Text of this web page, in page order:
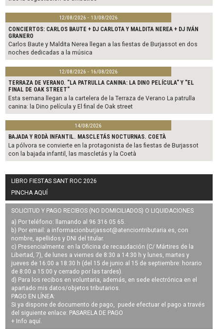
12/08/2026 - 13/08/2026
CONCIERTOS: CARLOS BAUTE + DJ CARLOTA Y MALDITA NEREA + DJ IVÁN
GRANERO
Carlos Baute y Maldita Nerea llegan a las fiestas de Burjassot en dos
noches dedicadas a la música
12/08/2026 - 16/08/2026
TERRAZA DE VERANO. "LA PATRULLA CANINA: LA DINO PELÍCULA" Y "EL
FINAL DE OAK STREET"
Esta semana llegan a la cartelera de la Terraza de Verano La patrulla
canina: la Dino película y El final de Oak street
14/08/2026
BAJADA Y RODÀ INFANTIL. MASCLETÁS NOCTURNAS. COETÀ
La pólvora se convierte en la protagonista de las fiestas de Burjassot
con la bajada infantil, las mascletás y la Coetà
LIBRO FIESTAS SANT ROC 2026
PINCHA AQUÍ
SOLICITUD Y PAGO RECIBOS (NO DOMICILIADOS) O LIQUIDACIONES
a) Por teléfono: llamando al 96 316 05 65.
b) Por email: a informacionburjassot@atenciontributaria.es, con
nombre, apellidos y DNI del titular.
c) Presencialmente: en la Oficina de recaudación (C/ Mártires de la
Libertad, 7), de lunes a viernes de 8:30 a 14:30 h y lunes, martes y
jueves de 16:00 a 18:30 h (del 15 de junio al 15 de septiembre: horario
de 8:00 a 15:00 y cerrado por las tardes).
d) Para los recibos en voluntaria, además, en sede electrónica en el
apartado mis datos/objetos tributarios.
PAGO EN LÍNEA:
Si ya dispone de documento de pago, puede efectuar el pago a través
del siguiente enlace: PASARELA DE PAGO
+ Info aquí.